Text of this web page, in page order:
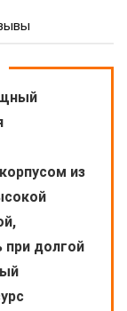
из
при долгой